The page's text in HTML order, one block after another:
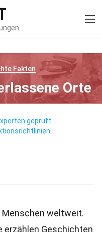
Fakten
Orte
geprüft
weltweit.
erzählen Geschichten